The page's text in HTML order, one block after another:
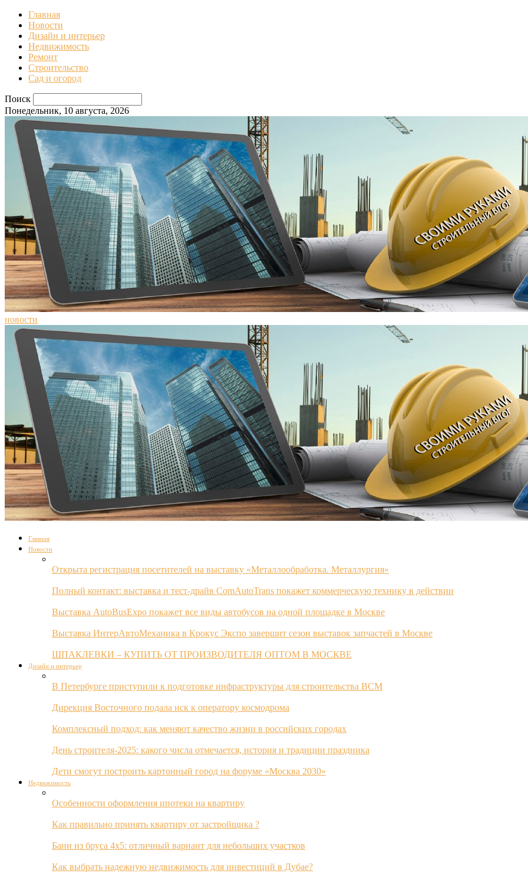
Главная
Новости
Дизайн и интерьер
Недвижимость
Ремонт
Строительство
Сад и огород
Поиск
Понедельник, 10 августа, 2026
новости
Главная
Новости
Открыта регистрация посетителей на выставку «Металлообработка. Металлургия»
Полный контакт: выставка и тест-драйв ComAutoTrans покажет коммерческую технику в действии
Выставка AutoBusExpo покажет все виды автобусов на одной площадке в Москве
Выставка ИнтерАвтоМеханика в Крокус Экспо завершит сезон выставок запчастей в Москве
ШПАКЛЕВКИ – КУПИТЬ ОТ ПРОИЗВОДИТЕЛЯ ОПТОМ В МОСКВЕ
Дизайн и интерьер
В Петербурге приступили к подготовке инфраструктуры для строительства ВСМ
Дирекция Восточного подала иск к оператору космодрома
Комплексный подход: как меняют качество жизни в российских городах
День строителя-2025: какого числа отмечается, история и традиции праздника
Дети смогут построить картонный город на форуме «Москва 2030»
Недвижимость
Особенности оформления ипотеки на квартиру
Как правильно принять квартиру от застройщика ?
Бани из бруса 4х5: отличный вариант для небольших участков
Как выбрать надежную недвижимость для инвестиций в Дубае?